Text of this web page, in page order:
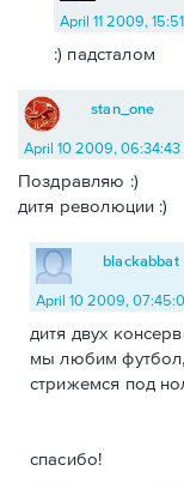
April 11 2009,
:) падсталом
stan_one
April 10 2009, 06:34:43
Поздравляю :)
дитя революции :)
blackabbat
April 10 2009,
дитя двух
мы любим футбол,
стрижемся под
спасибо!